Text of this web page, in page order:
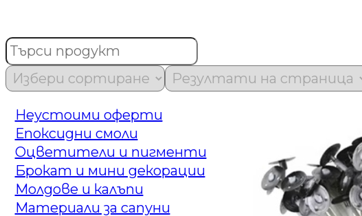
Неустоими оферти
Епоксидни смоли
Оцветители и пигменти
Брокат и мини декорации
Молдове и калъпи
Материали за сапуни